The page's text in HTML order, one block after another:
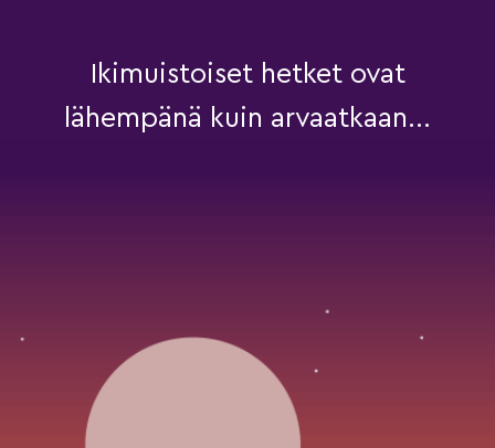
Ikimuistoiset hetket ovat
lähempänä kuin arvaatkaan...